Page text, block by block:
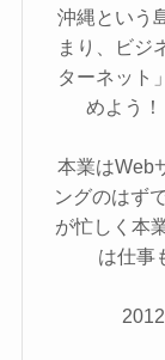
沖縄という
まり、ビジ
ターネット
めよう
本業はWeb
ングのはず
が忙しく本
は仕事